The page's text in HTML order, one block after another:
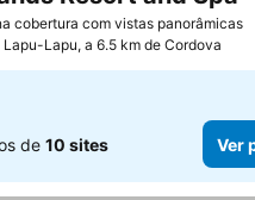
cobertura com vistas panorâmicas
Lapu-Lapu, a 6.5 km de Cordova
de 10 sites Ver